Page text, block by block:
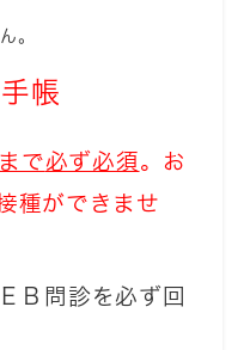
。
帳
で必ず必須 。 お
種ができませ
Ｂ問診を必ず回